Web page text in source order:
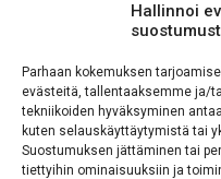
Hallinnoi
Parhaan kokemuksen
evästeitä, tallentaaksemme ja/
tekniikoiden hyväksyminen
kuten selauskäyttäytymistä tai
Suostumuksen jättäminen tai
tiettyihin ominaisuuksiin ja
Hyväksyn ehdot
Tutustu